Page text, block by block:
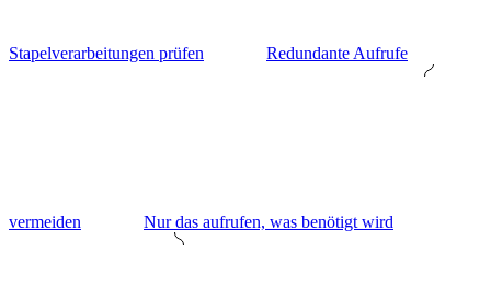
Stapelverarbeitungen prüfen Redundante Aufrufe
vermeiden Nur das aufrufen, was benötigt wird